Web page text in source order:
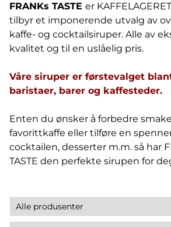
FRANKs TASTE er
tilbyr et imponerende utvalg av
kaffe- og cocktailsiruper. Alle av
kvalitet og til en uslåelig pris.
Våre siruper er førstevalget
baristaer, barer og kaffesteder.
Enten du ønsker å forbedre
favorittkaffe eller tilføre en
cocktailen, desserter m.m. så har
TASTE den perfekte sirupen for